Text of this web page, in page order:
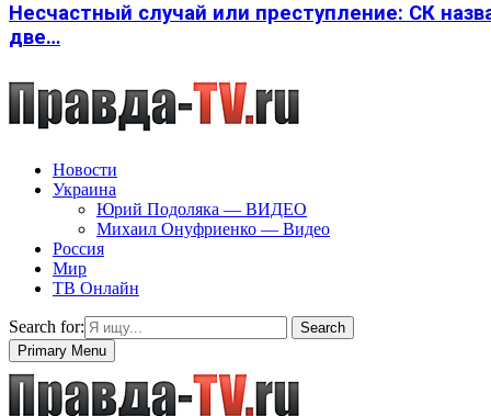
Несчастный случай или преступление: СК
две…
Новости
Украина
Юрий Подоляка — ВИДЕО
Михаил Онуфриенко — Видео
Россия
Мир
ТВ Онлайн
Search for:
Search
Primary Menu